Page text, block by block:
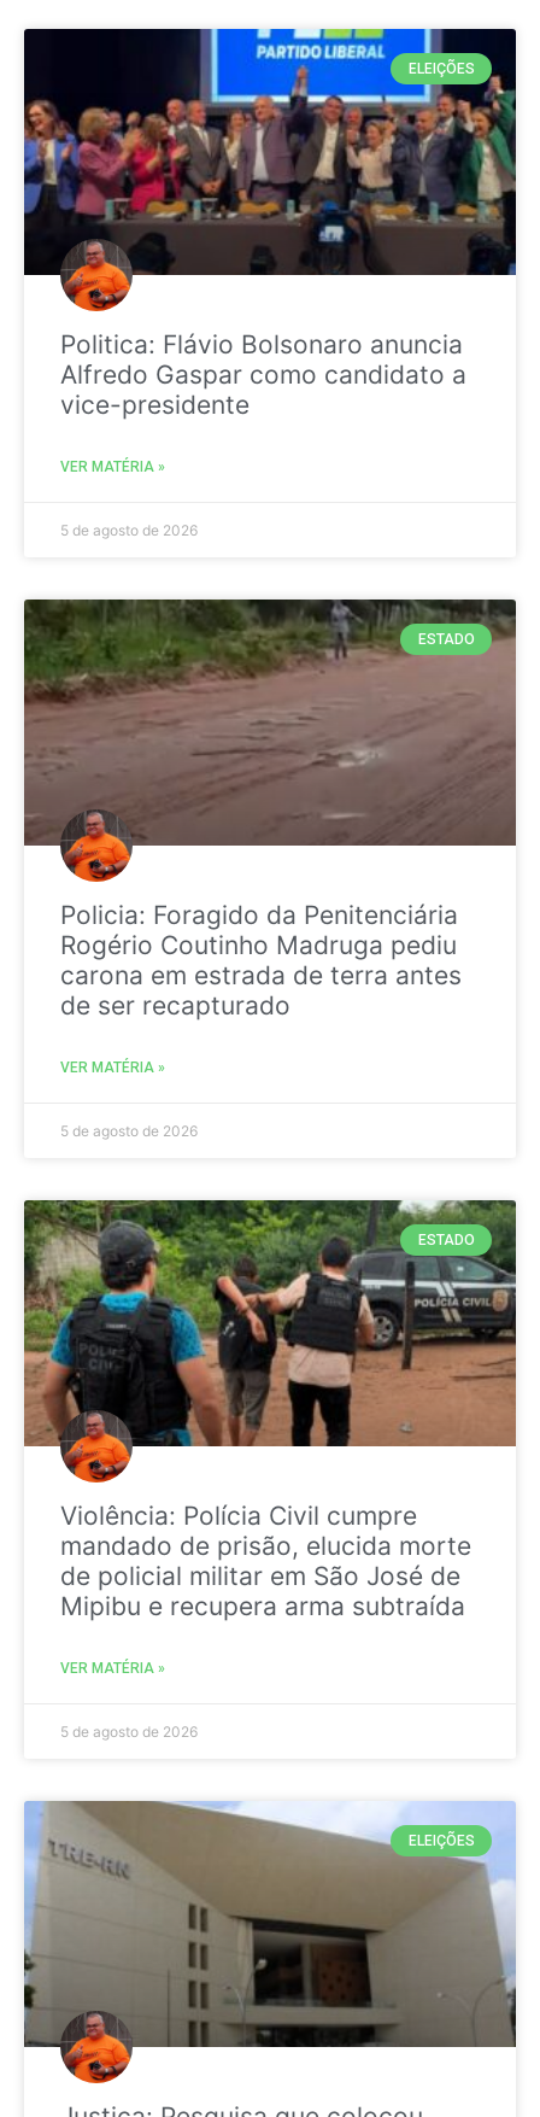
ELEIÇÕES
Politica: Flávio Bolsonaro anuncia
Alfredo Gaspar como candidato a
vice-presidente
VER MATÉRIA »
5 de agosto de 2026
ESTADO
Policia: Foragido da Penitenciária
Rogério Coutinho Madruga pediu
carona em estrada de terra antes
de ser recapturado
VER MATÉRIA »
5 de agosto de 2026
ESTADO
Violência: Polícia Civil cumpre
mandado de prisão, elucida morte
de policial militar em São José de
Mipibu e recupera arma subtraída
VER MATÉRIA »
5 de agosto de 2026
ELEIÇÕES